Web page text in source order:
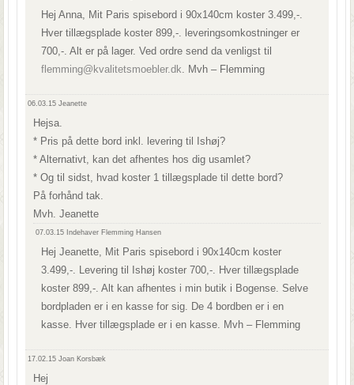
Hej Anna, Mit Paris spisebord i 90x140cm koster 3.499,-.
Hver tillægsplade koster 899,-. leveringsomkostninger er
700,-. Alt er på lager. Ved ordre send da venligst til
flemming@kvalitetsmoebler.dk. Mvh – Flemming
06.03.15Jeanette
Hejsa.
* Pris på dette bord inkl. levering til Ishøj?
* Alternativt, kan det afhentes hos dig usamlet?
* Og til sidst, hvad koster 1 tillægsplade til dette bord?
På forhånd tak.
Mvh. Jeanette
07.03.15 Indehaver Flemming Hansen
Hej Jeanette, Mit Paris spisebord i 90x140cm koster
3.499,-. Levering til Ishøj koster 700,-. Hver tillægsplade
koster 899,-. Alt kan afhentes i min butik i Bogense. Selve
bordpladen er i en kasse for sig. De 4 bordben er i en
kasse. Hver tillægsplade er i en kasse. Mvh – Flemming
17.02.15Joan Korsbæk
Hej